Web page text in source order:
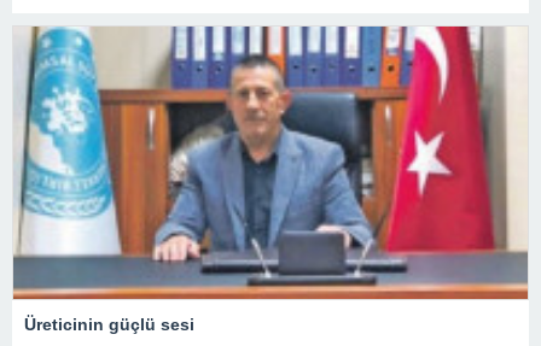
Üreticinin güçlü sesi